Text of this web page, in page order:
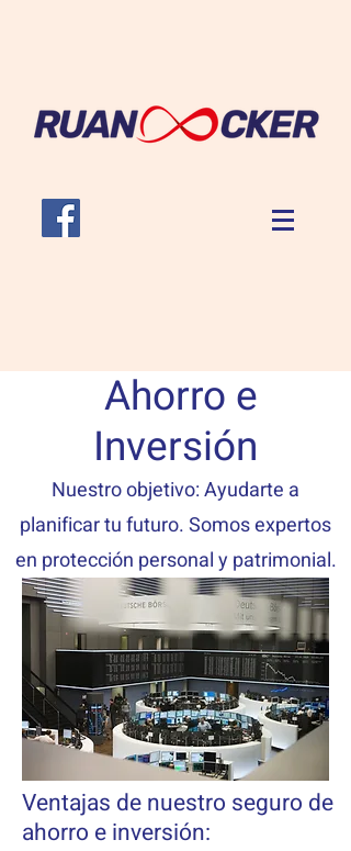
Ahorro e
Inversión
Nuestro objetivo: Ayudarte a
planificar tu futuro. Somos expertos
en protección personal y patrimonial.
Ventajas de nuestro seguro de
ahorro e inversión: